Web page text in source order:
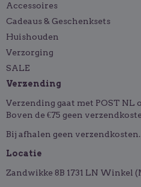
Accessoires
Cadeaus & Geschenksets
Huishouden
Verzorging
SALE
Verzending
Verzending gaat met POST NL
Boven de €75 geen
Bij afhalen geen verzendkosten.
Locatie
Zandwikke 8B 1731 LN Winkel